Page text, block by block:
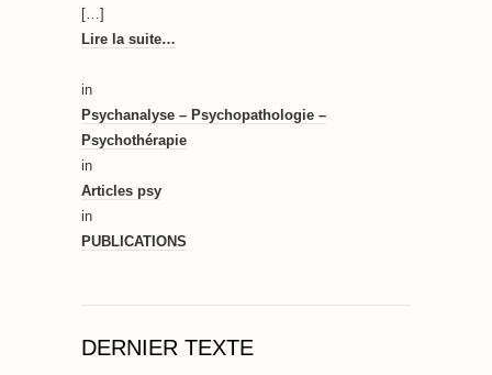
[…]
Lire la suite…
in
Psychanalyse – Psychopathologie –
Psychothérapie
in
Articles psy
in
PUBLICATIONS
DERNIER TEXTE